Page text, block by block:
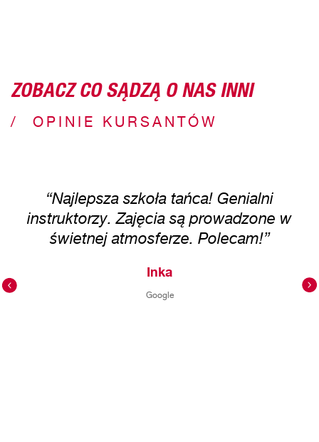
ZOBACZ CO SĄDZĄ O NAS INNI
OPINIE KURSANTÓW
“Najlepsza szkoła tańca! Genialni
instruktorzy. Zajęcia są prowadzone w
świetnej atmosferze. Polecam!”
Inka
Google